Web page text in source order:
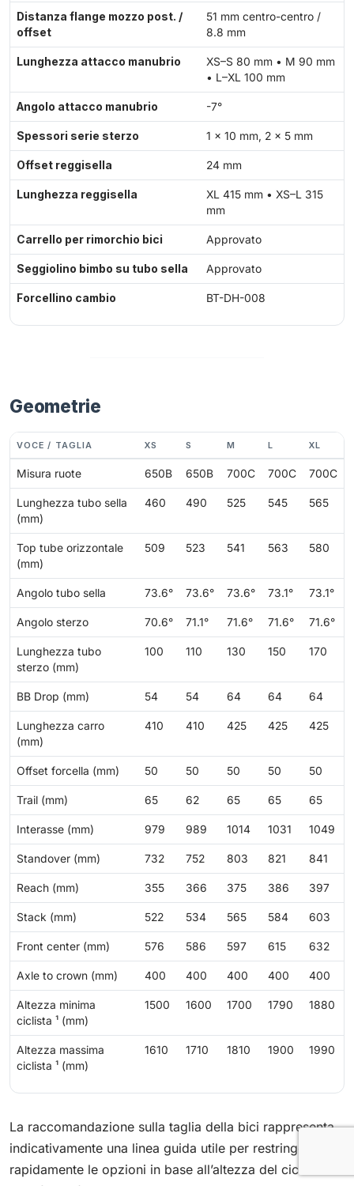
Distanza flange mozzo post. /
offset
51 mm centro-centro /
8.8 mm
Lunghezza attacco manubrio
XS–S 80 mm • M 90 mm
• L–XL 100 mm
Angolo attacco manubrio -7°
Spessori serie sterzo 1 × 10 mm, 2 × 5 mm
Offset reggisella 24 mm
Lunghezza reggisella
XL 415 mm • XS–L 315
mm
Carrello per rimorchio bici Approvato
Seggiolino bimbo su tubo sella Approvato
Forcellino cambio BT-DH-008
Geometrie
VOCE / TAGLIA XS S M L XL
Misura ruote 650B 650B 700C 700C 700C
Lunghezza tubo sella
(mm)
460 490 525 545 565
Top tube orizzontale
(mm)
509 523 541 563 580
Angolo tubo sella 73.6° 73.6° 73.6° 73.1° 73.1°
Angolo sterzo 70.6° 71.1° 71.6° 71.6° 71.6°
Lunghezza tubo
sterzo (mm)
100 110 130 150 170
BB Drop (mm) 54 54 64 64 64
Lunghezza carro
(mm)
410 410 425 425 425
Offset forcella (mm) 50 50 50 50 50
Trail (mm) 65 62 65 65 65
Interasse (mm) 979 989 1014 1031 1049
Standover (mm) 732 752 803 821 841
Reach (mm) 355 366 375 386 397
Stack (mm) 522 534 565 584 603
Front center (mm) 576 586 597 615 632
Axle to crown (mm) 400 400 400 400 400
Altezza minima
ciclista ¹ (mm)
1500 1600 1700 1790 1880
Altezza massima
ciclista ¹ (mm)
1610 1710 1810 1900 1990
La raccomandazione sulla taglia della bici rappresenta
indicativamente una linea guida utile per restringere
rapidamente le opzioni in base all’altezza del ciclista. Il